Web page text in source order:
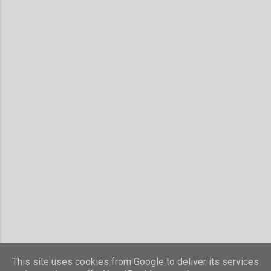
This site uses cookies from Google to deliver its services